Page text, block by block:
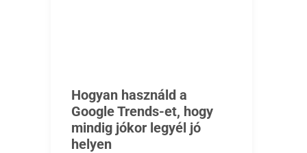
Hogyan használd a
Google Trends-et, hogy
mindig jókor legyél jó
helyen